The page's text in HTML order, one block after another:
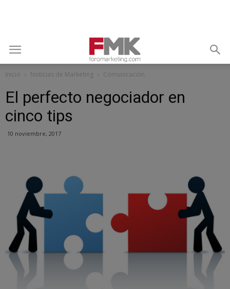
Inicio Noticias de Marketing Comunicación
El perfecto negociador en
cinco tips
10 noviembre, 2017